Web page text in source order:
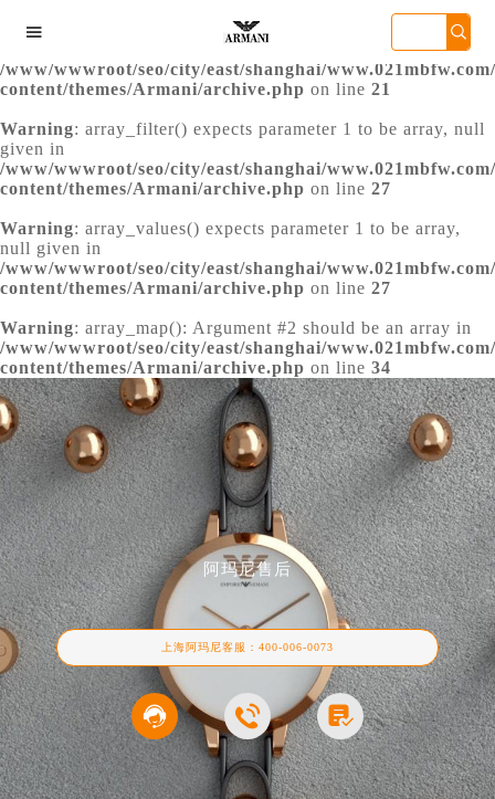
Warning
: extract() expects parameter 1 to be array, null
/www/wwwroot/seo/city/east/shanghai/
content/themes/Armani/archive.php on line 21
Warning: array_filter() expects parameter 1 to be array, null
given in
/www/wwwroot/seo/city/east/shanghai/
content/themes/Armani/archive.php on line 27
Warning: array_values() expects parameter 1 to be array,
null given in
/www/wwwroot/seo/city/east/shanghai/
content/themes/Armani/archive.php on line 27
Warning: array_map(): Argument #2 should be an array in
/www/wwwroot/seo/city/east/shanghai/
content/themes/Armani/archive.php on line 34

万菱汇店
阿玛尼售后
上海阿玛尼客服： 400-006-0073
  